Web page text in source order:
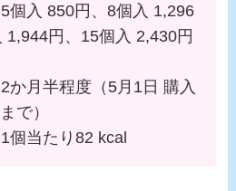
入 850円、8個入 1,296
1,944円、15個入 2,430円
か月半程度（5月1日 購入
で）
個当たり82 kcal